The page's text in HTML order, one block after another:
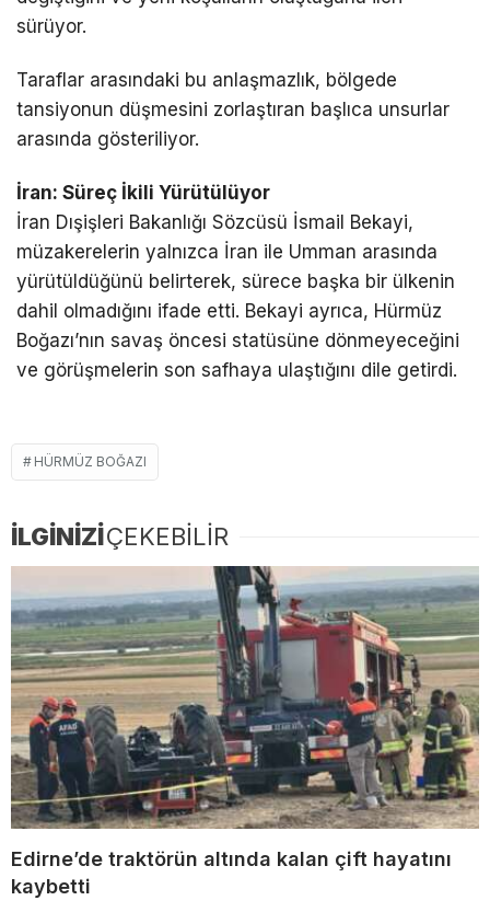
sürüyor.
Taraflar arasındaki bu anlaşmazlık, bölgede
tansiyonun düşmesini zorlaştıran başlıca unsurlar
arasında gösteriliyor.
İran: Süreç İkili Yürütülüyor
İran Dışişleri Bakanlığı Sözcüsü İsmail Bekayi,
müzakerelerin yalnızca İran ile Umman arasında
yürütüldüğünü belirterek, sürece başka bir ülkenin
dahil olmadığını ifade etti. Bekayi ayrıca, Hürmüz
Boğazı’nın savaş öncesi statüsüne dönmeyeceğini
ve görüşmelerin son safhaya ulaştığını dile getirdi.
HÜRMÜZ BOĞAZI
İLGİNİZİÇEKEBİLİR
Edirne’de traktörün altında kalan çift hayatını
kaybetti